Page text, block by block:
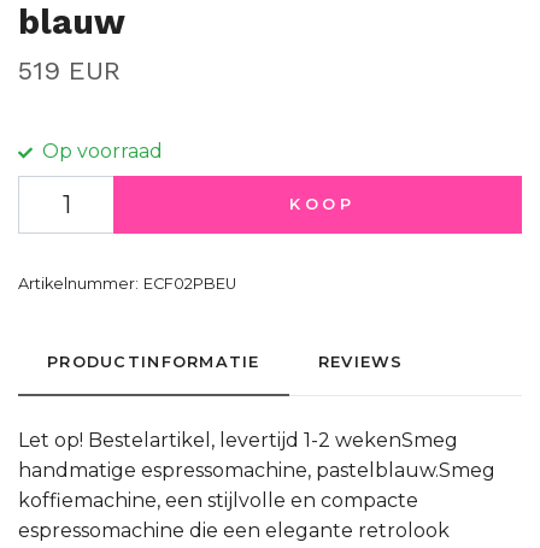
blauw
519 EUR
Op voorraad
KOOP
Artikelnummer: ECF02PBEU
PRODUCTINFORMATIE REVIEWS
Let op! Bestelartikel, levertijd 1-2 wekenSmeg
handmatige espressomachine, pastelblauw.Smeg
koffiemachine, een stijlvolle en compacte
espressomachine die een elegante retrolook